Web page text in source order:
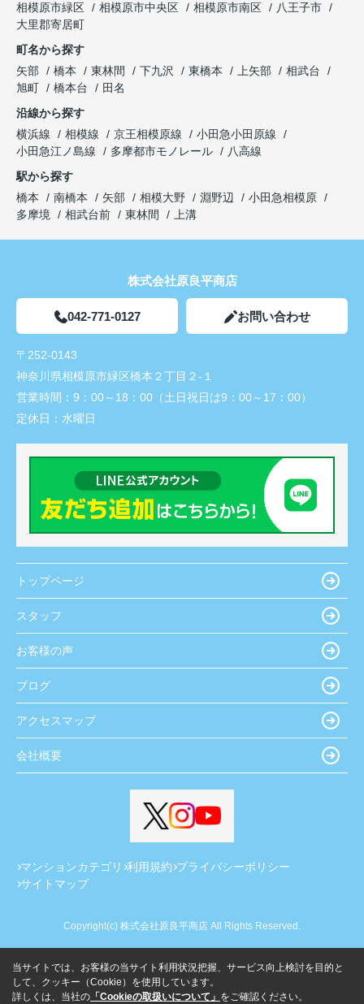
相模原市緑区 相模原市中央区 相模原市南区
八王子市
大里郡寄居町
町名から探す
矢部
橋本 東林間 下九沢 東橋本 上矢部
相武台
旭町
橋本台
田名
沿線から探す
横浜線
相模線 京王相模原線
小田急小田原線
小田急江ノ島線
多摩都市モノレール
八高線
駅から探す
橋本
南橋本 矢部 相模大野 淵野辺
小田急相模原
多摩境
相武台前 東林間 上溝
株式会社原良平商店
042-771-0127 お問い合わせ
〒252-0143
神奈川県相模原市緑区橋本２丁目２-１
営業時間： 9：00～18：00（土日祝日は9：00～17：00）
定休日： 水曜日
トップページ
スタッフ
お客様の声
ブログ
アクセスマップ
会社概要
マンションカテゴリ 利用規約 プライバシーポリシー
サイトマップ
Copyright(c) 株式会社原良平商店 All Rights Reserved.
当サイトでは、お客様の当サイト利用状況把握、サービス向上検討を目的と
して、クッキー（Cookie）を使用しています。
詳しくは、当社の 「Cookieの取扱いについて」 をご確認ください。